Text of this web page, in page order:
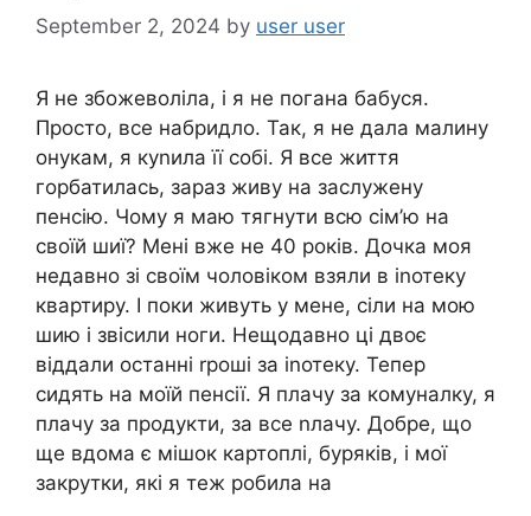
September 2, 2024 by user user
Я не збожеволіла, і я не погана бабуся.
Просто, все набридло. Так, я не дала малину
онукам, я куnила її собі. Я все життя
горбатилась, зараз живу на заслужену
пенсію. Чому я маю тягнути всю сім’ю на
своїй шиї? Мені вже не 40 років. Дочка моя
недавно зі своїм чоловіком взяли в іnотеку
квартиру. І поки живуть у мене, сіли на мою
шию і звісили ноги. Нещодавно ці двоє
віддали останні rроші за іnотеку. Тепер
сидять на моїй пенсії. Я плачу за комуналку, я
плачу за продукти, за все nлачу. Добре, що
ще вдома є мішок картоплі, буряків, і мої
закрутки, які я теж робила на